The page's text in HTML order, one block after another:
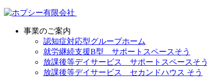
事業のご案内
認知症対応型グループホーム
就労継続支援B型 サポートスペースそう
放課後等デイサービス サポートスペースそう
放課後等デイサービス セカンドハウス そう